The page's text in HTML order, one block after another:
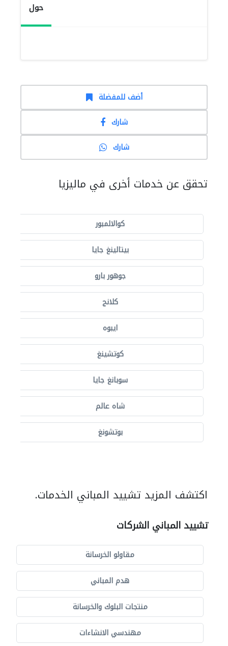
حول
أضف للمفضلة
شارك
شارك
تحقق عن خدمات أخرى في ماليزيا
كوالالمبور
بيتالينغ جايا
جوهور بارو
كلانج
ايبوه
كوتشينغ
سوبانغ جايا
شاه عالم
بوتشونغ
اكتشف المزيد تشييد المباني الخدمات.
تشييد المباني الشركات
مقاولو الخرسانة
هدم المباني
منتجات البلوك والخرسانة
مهندسي الانشاءات